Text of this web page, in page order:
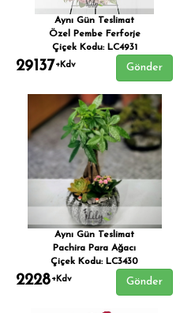
Aynı Gün Teslimat
Özel Pembe Ferforje
Çiçek Kodu: LC4931
29137+Kdv Gönder
Aynı Gün Teslimat
Pachira Para Ağacı
Çiçek Kodu: LC3430
2228+Kdv Gönder